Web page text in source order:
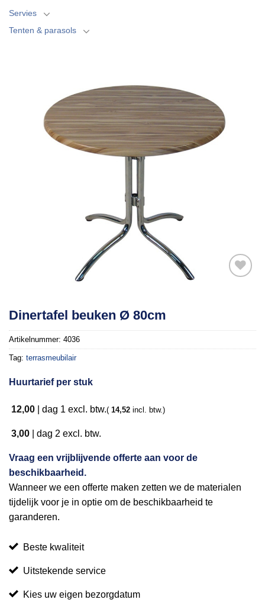
Servies
Tenten & parasols
verlanglijst
Dinertafel beuken Ø 80cm
Artikelnummer: 4036
Tag: terrasmeubilair
Huurtarief per stuk
12,00 dag 1 excl. btw.( 14,52 incl. btw.)
3,00 dag 2 excl. btw.
Vraag een vrijblijvende offerte aan voor de
beschikbaarheid.
Wanneer we een offerte maken zetten we de materialen
tijdelijk voor je in optie om de beschikbaarheid te
garanderen.
Beste kwaliteit
Uitstekende service
Kies uw eigen bezorgdatum